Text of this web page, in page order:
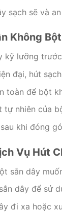
sạch sẽ và
Không
kỹ lưỡng
đại, hút
toàn để bột
tự nhiên của
khi đóng
Vụ Hút
sắn dây
dây để sử
đi xa hoặc